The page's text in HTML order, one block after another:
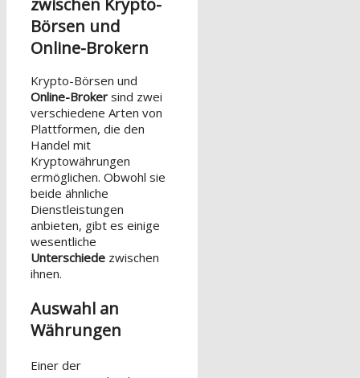
zwischen Krypto-
Börsen und
Online-Brokern
Krypto-Börsen und
Online-Broker sind zwei
verschiedene Arten von
Plattformen, die den
Handel mit
Kryptowährungen
ermöglichen. Obwohl sie
beide ähnliche
Dienstleistungen
anbieten, gibt es einige
wesentliche
Unterschiede zwischen
ihnen.
Auswahl an
Währungen
Einer der